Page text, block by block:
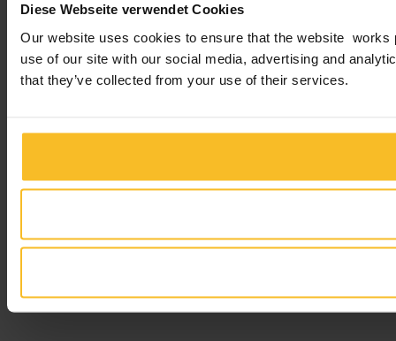
Diese Webseite verwendet Cookies
Our website uses cookies to ensure that the website
use of our site with our social media, advertising and
that they’ve collected from your use of their services.